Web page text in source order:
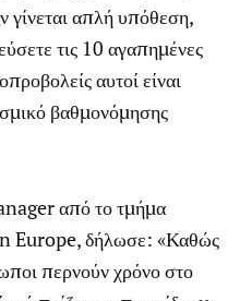
γίνεται απλή υπόθεση,
τις 10 αγαπημένες
αυτοί είναι
βαθμονόμησης
από το τμήμα
Europe, δήλωσε: «Καθώς
περνούν χρόνο στο